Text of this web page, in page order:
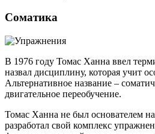
Соматика
В 1976 году Томас Ханна ввел
назвал дисциплину, которая учит
Альтернативное название –
двигательное переобучение.
Томас Ханна не был основателем
разработал свой комплекс